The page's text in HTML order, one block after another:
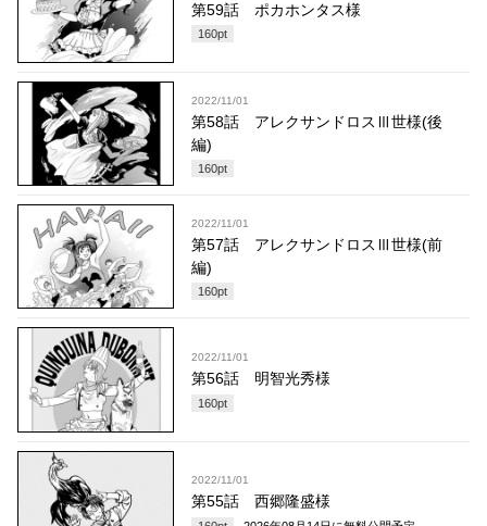
第59話 ポカホンタス様
160pt
2022/11/01
第58話 アレクサンドロスⅢ世様(後
編)
160pt
2022/11/01
第57話 アレクサンドロスⅢ世様(前
編)
160pt
2022/11/01
第56話 明智光秀様
160pt
2022/11/01
第55話 西郷隆盛様